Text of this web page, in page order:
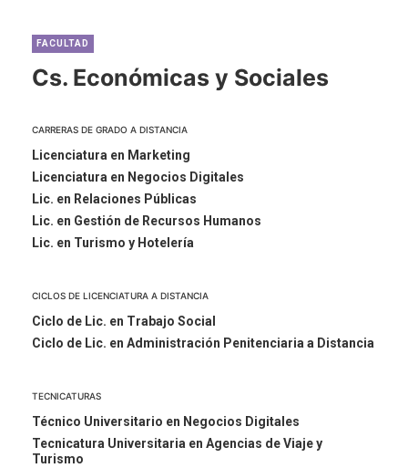
FACULTAD
Cs. Económicas y Sociales
CARRERAS DE GRADO A DISTANCIA
Licenciatura en Marketing
Licenciatura en Negocios Digitales
Lic. en Relaciones Públicas
Lic. en Gestión de Recursos Humanos
Lic. en Turismo y Hotelería
CICLOS DE LICENCIATURA A DISTANCIA
Ciclo de Lic. en Trabajo Social
Ciclo de Lic. en Administración Penitenciaria a Distancia
TECNICATURAS
Técnico Universitario en Negocios Digitales
Tecnicatura Universitaria en Agencias de Viaje y
Turismo